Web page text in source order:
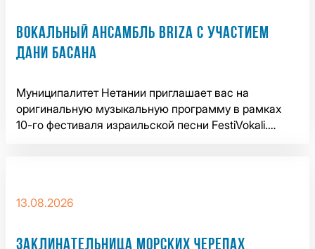
ВОКАЛЬНЫЙ АНСАМБЛЬ BRIZA С УЧАСТИЕМ
ДАНИ БАСАНА
Муниципалитет Нетании приглашает вас на
оригинальную музыкальную программу в рамках
10-го фестиваля израильской песни FestiVokali.…
13.08.2026
ЗАКЛИНАТЕЛЬНИЦА МОРСКИХ ЧЕРЕПАХ